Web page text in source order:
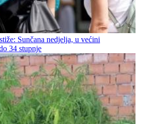
Sunčana nedjelja, u većini
34 stupnje